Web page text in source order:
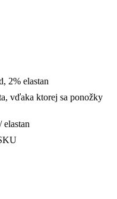
2% elastan
vďaka ktorej sa ponožky